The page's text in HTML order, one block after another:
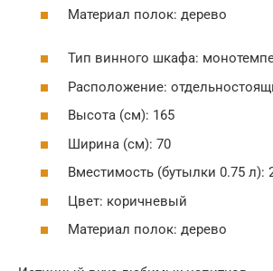
Материал полок: дерево
Тип винного шкафа:
Расположение:
Высота (см): 165
Ширина (см): 70
Вместимость (бутылки 0.75 л):
Цвет: коричневый
Материал полок: дерево